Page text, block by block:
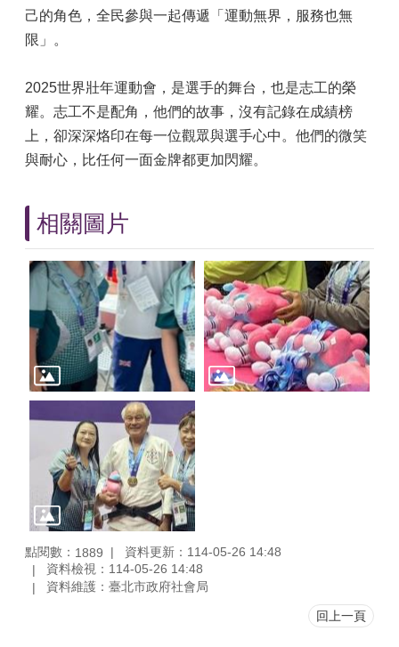
己的角色，全民參與一起傳遞「運動無界，服務也無
限」。
2025世界壯年運動會，是選手的舞台，也是志工的榮
耀。志工不是配角，他們的故事，沒有記錄在成績榜
上，卻深深烙印在每一位觀眾與選手心中。他們的微笑
與耐心，比任何一面金牌都更加閃耀。
相關圖片
點閱數： 1889
資料更新：114-05-26 14:48
資料檢視：114-05-26 14:48
資料維護：臺北市政府社會局
回上一頁